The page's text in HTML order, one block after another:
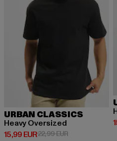
URBAN CLASSICS
Heavy Oversized
15,99 EUR
Derzeitiger Preis: 15,99 EUR
22,99 EURAktionspreis: